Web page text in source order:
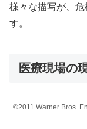
様々な描写が、
す。
医療現場の
©2011 Warner Bros.